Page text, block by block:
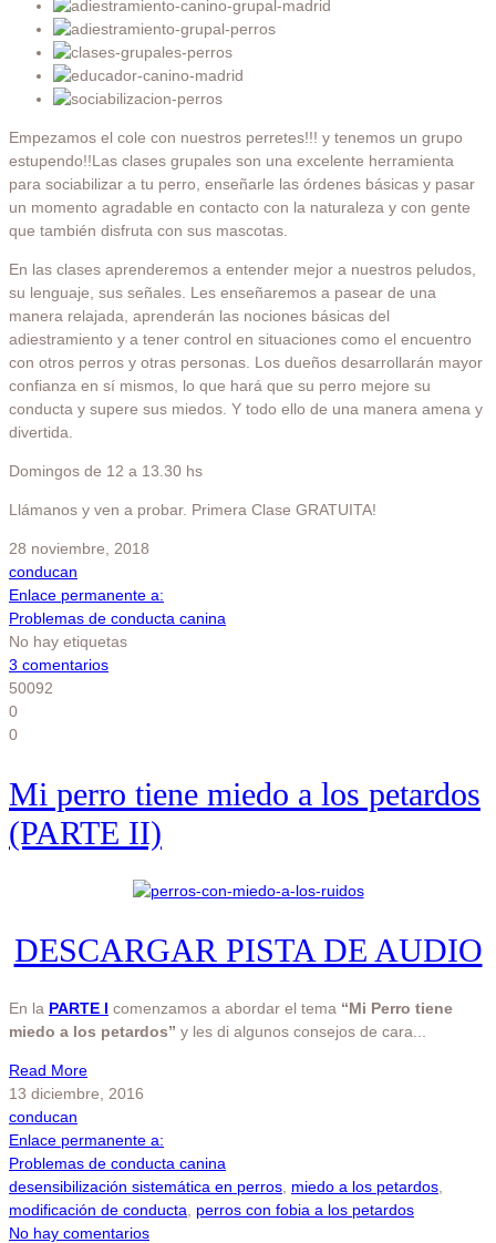
Empezamos el cole con nuestros perretes!!! y tenemos un grupo
estupendo!!Las clases grupales son una excelente herramienta
para sociabilizar a tu perro, enseñarle las órdenes básicas y pasar
un momento agradable en contacto con la naturaleza y con gente
que también disfruta con sus mascotas.
En las clases aprenderemos a entender mejor a nuestros peludos,
su lenguaje, sus señales. Les enseñaremos a pasear de una
manera relajada, aprenderán las nociones básicas del
adiestramiento y a tener control en situaciones como el encuentro
con otros perros y otras personas. Los dueños desarrollarán mayor
confianza en sí mismos, lo que hará que su perro mejore su
conducta y supere sus miedos. Y todo ello de una manera amena y
divertida.
Domingos de 12 a 13.30 hs
Llámanos y ven a probar. Primera Clase GRATUITA!
28 noviembre, 2018
conducan
Enlace permanente a:
Problemas de conducta canina
No hay etiquetas
3 comentarios
50092
0
0
Mi perro tiene miedo a los petardos
(PARTE II)
DESCARGAR PISTA DE AUDIO
En la PARTE I comenzamos a abordar el tema “Mi Perro tiene
miedo a los petardos” y les di algunos consejos de cara...
Read More
13 diciembre, 2016
conducan
Enlace permanente a:
Problemas de conducta canina
desensibilización sistemática en perros miedo a los petardos
modificación de conducta
perros con fobia a los petardos
No hay comentarios